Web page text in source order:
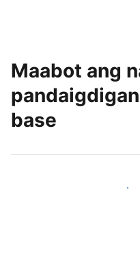
Maabot ang
base
Makaabot ng mga